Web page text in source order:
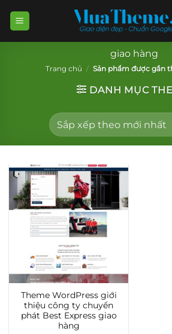
giao hàng
Trang chủ / Sản phẩm được gắn
DANH MỤC
Theme WordPress giới
thiệu công ty chuyển
phát Best Express giao
hàng